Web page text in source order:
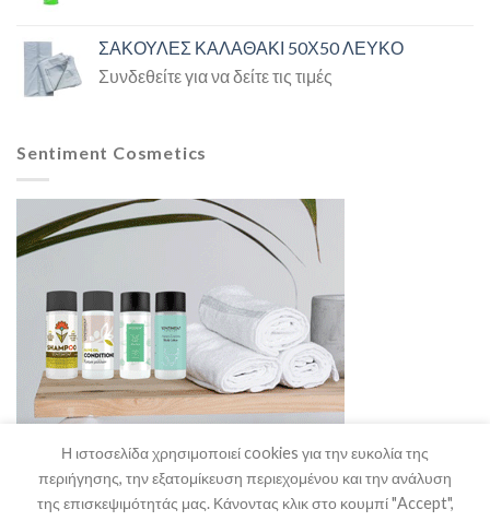
ΣΑΚΟΥΛΕΣ ΚΑΛΑΘΑΚΙ 50Χ50 ΛΕΥΚΟ
Συνδεθείτε για να δείτε τις τιμές
Sentiment Cosmetics
Η ιστοσελίδα χρησιμοποιεί cookies για την ευκολία της
περιήγησης, την εξατομίκευση περιεχομένου και την ανάλυση
της επισκεψιμότητάς μας. Κάνοντας κλικ στο κουμπί "Accept",